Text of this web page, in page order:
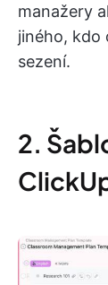
manažery
jiného, kdo
sezení.
2.